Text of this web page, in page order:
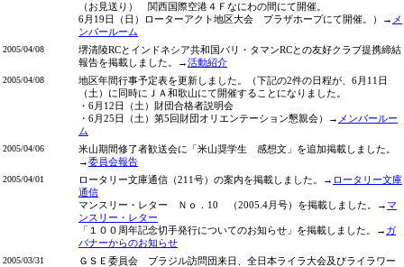
（お見送り） 関西国際空港４Ｆなにわの間にて開催。
6月19日（日）ローターアクト地区大会 プラザホープにて開催。）→ メ
ンバールーム
2005/04/08
堺清陵RCとインドネシア共和国バリ・タマンRCとの友好クラブ提携締結
報告を掲載しました。→活動紹介
2005/04/08
地区年間行事予定表を更新しました。（下記の2件の日程が、6月11日
（土）に同時にＪＡ和歌山にて開催することになりました。
・6月12日（土）財団合格者説明会
・6月25日（土）第5回財団オリエンテーション懇親会）→ メンバールー
ム
2005/04/06
米山期間修了者歓送会に「米山奨学生 感想文」を追加掲載しました。
→委員会報告
2005/04/01 ロータリー文庫通信（211号）の案内を掲載しました。→ ロータリー文庫
通信
マンスリー・レター Ｎｏ．10 （2005.4月号）を掲載しました。→マ
ンスリー・レター
「１００周年記念切手発行についてのお知らせ」を掲載しました。→ ガ
バナーからのお知らせ
2005/03/31
ＧＳＥ委員会 ブラジル訪問団来日、全日本ライラ大会及びライラワー